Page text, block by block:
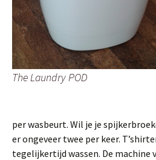
The Laundry POD
per wasbeurt. Wil je je
er ongeveer twee per keer.
tegelijkertijd wassen. De